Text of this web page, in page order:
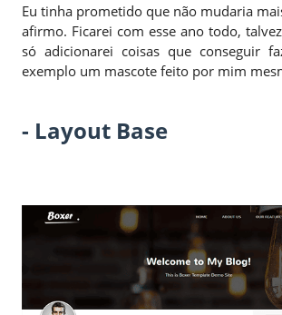
Eu tinha prometido que não mudaria
afirmo. Ficarei com esse ano todo,
só adicionarei coisas que conseguir
exemplo um mascote feito por mim
- Layout Base